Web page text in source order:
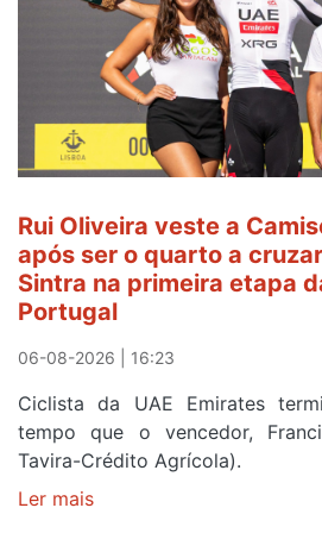
continua
Camisola
Amarela
ao
da
etapa
da
Volta
a
Portugal
Rui Oliveira veste a
após ser o quarto a
Sintra na primeira etapa
Portugal
06-08-2026 | 16:23
Ciclista da UAE Emirates
tempo que o vencedor,
Tavira-Crédito Agrícola).
Ler mais